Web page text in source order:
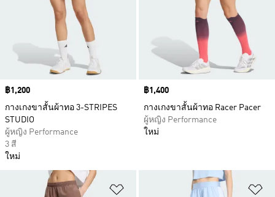
Price
฿1,200
กางเกงขาสั้นผ้าทอ 3-STRIPES
STUDIO
ผู้หญิง Performance
3 สี
ใหม่
Price
฿1,400
กางเกงขาสั้นผ้าทอ Racer Pacer
ผู้หญิง Performance
ใหม่
เพิ่มไปยังรายการสินค้าโปรด